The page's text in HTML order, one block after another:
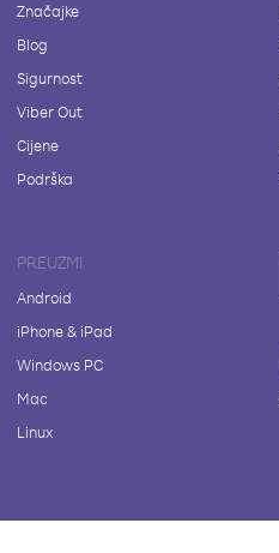
Značajke
Blog
Sigurnost
Viber Out
Cijene
Podrška
PREUZMI
Android
iPhone & iPad
Windows PC
Mac
Linux